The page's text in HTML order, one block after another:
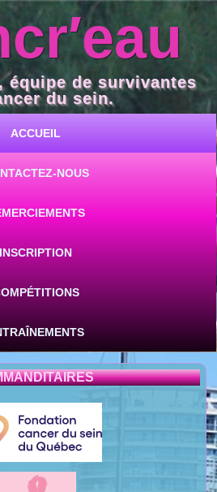
équipe de survivantes
du sein.
ACCUEIL
NOUS
INSCRIPTION